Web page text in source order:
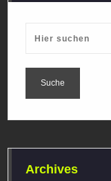
Archives